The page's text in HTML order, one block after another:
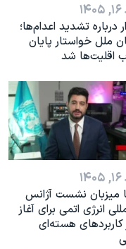
درباره تشدید اعدام‌ها؛
ملل خواستار پایان
اقلیت‌ها شد
میزبان نشست آژانس
انرژی اتمی برای آغاز
کاربردهای هسته‌ای